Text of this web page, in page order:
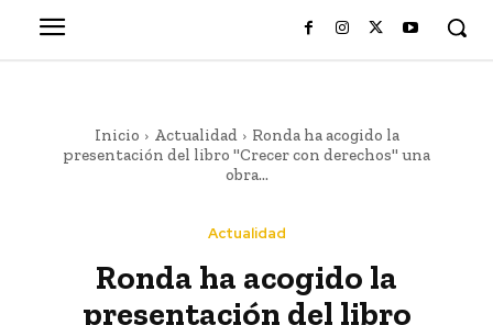
Inicio Actualidad
Ronda ha acogido la
presentación del libro "Crecer con derechos" una
obra...
Actualidad
Ronda ha acogido la
presentación del libro